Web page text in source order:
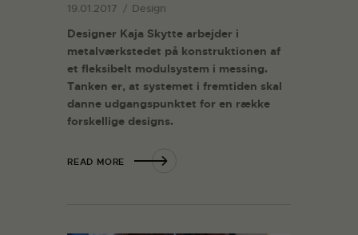
19.01.2017 Design
Designer Kaja Skytte arbejder i
metalværkstedet på konstruktionen af
et fleksibelt modulsystem i messing.
Tanken er, at systemet i fremtiden skal
danne udgangspunktet for en række
forskellige designs.
READ MORE